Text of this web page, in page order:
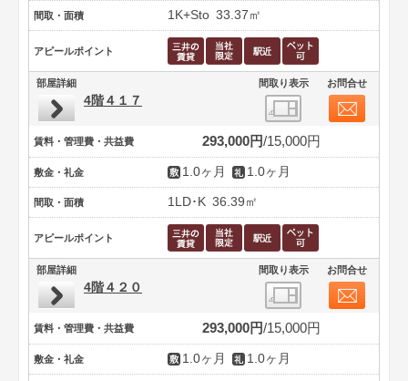
間取・面積 1K+Sto 33.37㎡
アピールポイント
部屋詳細 間取り表示 お問合せ
4階４１７
賃料・管理費・共益費 293,000円 15,000円
敷金・礼金 1.0ヶ月 1.0ヶ月
間取・面積 1LD･K 36.39㎡
アピールポイント
部屋詳細 間取り表示 お問合せ
4階４２０
賃料・管理費・共益費 293,000円 15,000円
敷金・礼金 1.0ヶ月 1.0ヶ月